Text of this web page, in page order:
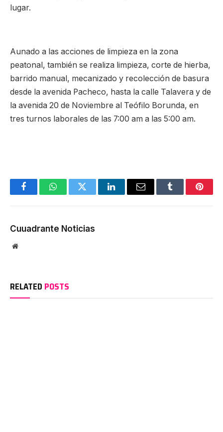
lugar.
Aunado a las acciones de limpieza en la zona
peatonal, también se realiza limpieza, corte de hierba,
barrido manual, mecanizado y recolección de basura
desde la avenida Pacheco, hasta la calle Talavera y de
la avenida 20 de Noviembre al Teófilo Borunda, en
tres turnos laborales de las 7:00 am a las 5:00 am.
FacebookWhatsAppTwitter LinkedInEmail Tumblr
Cuuadrante Noticias
Website
RELATED POSTS